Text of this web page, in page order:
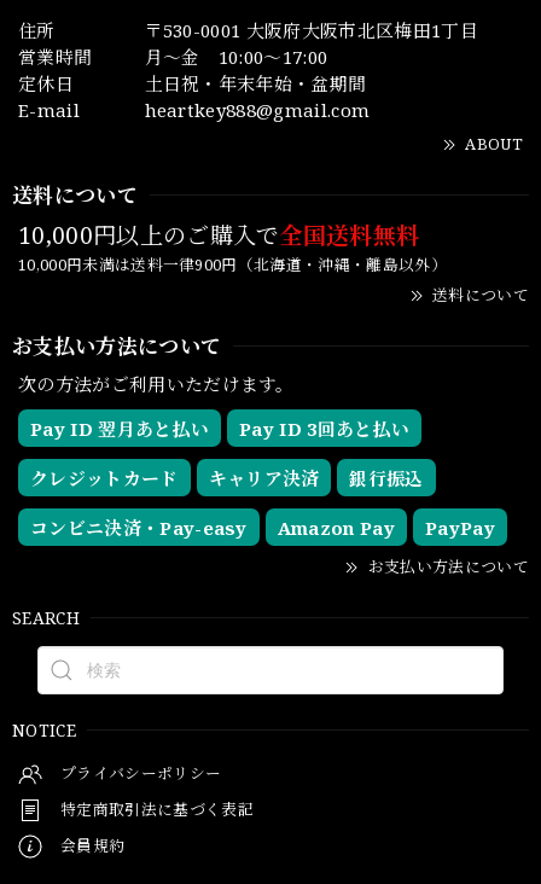
住所
〒530-0001 大阪府大阪市北区梅田1丁目
営業時間
月～金 10:00～17:00
定休日
土日祝・年末年始・盆期間
E-mail
heartkey888@gmail.com
ABOUT
送料について
10,000円以上のご購入で全国送料無料
10,000円未満は送料一律900円（北海道・沖縄・離島以外）
送料について
お支払い方法について
次の方法がご利用いただけます。
Pay ID 翌月あと払い
Pay ID 3回あと払い
クレジットカード キャリア決済 銀行振込
コンビニ決済・Pay-easy Amazon Pay PayPay
お支払い方法について
SEARCH
NOTICE
プライバシーポリシー
特定商取引法に基づく表記
会員規約